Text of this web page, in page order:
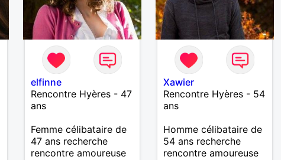
elfinne
Rencontre Hyères - 47
ans
Femme célibataire de
47 ans recherche
rencontre amoureuse
Xawier
Rencontre Hyères - 54
ans
Homme célibataire de
54 ans recherche
rencontre amoureuse